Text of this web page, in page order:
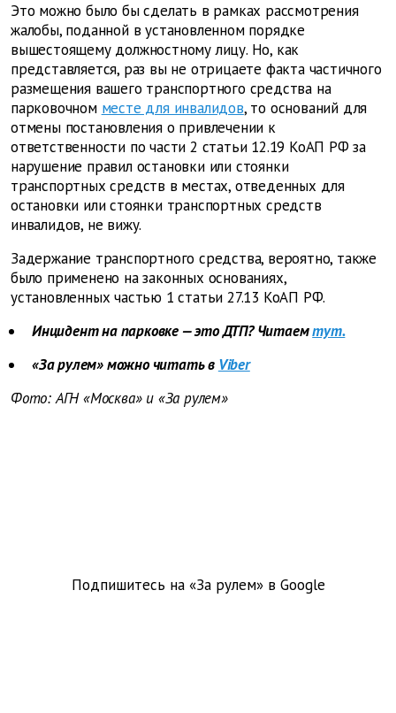
Это можно было бы сделать в рамках рассмотрения
жалобы, поданной в установленном порядке
вышестоящему должностному лицу. Но, как
представляется, раз вы не отрицаете факта частичного
размещения вашего транспортного средства на
парковочном месте для инвалидов, то оснований для
отмены постановления о привлечении к
ответственности по части 2 статьи 12.19 КоАП РФ за
нарушение правил остановки или стоянки
транспортных средств в местах, отведенных для
остановки или стоянки транспортных средств
инвалидов, не вижу.
Задержание транспортного средства, вероятно, также
было применено на законных основаниях,
установленных частью 1 статьи 27.13 КоАП РФ.
Инцидент на парковке — это ДТП? Читаемтут.
«За рулем» можно читать в Viber
Фото: АГН «Москва» и «За рулем»
Подпишитесь на «За рулем» в Google